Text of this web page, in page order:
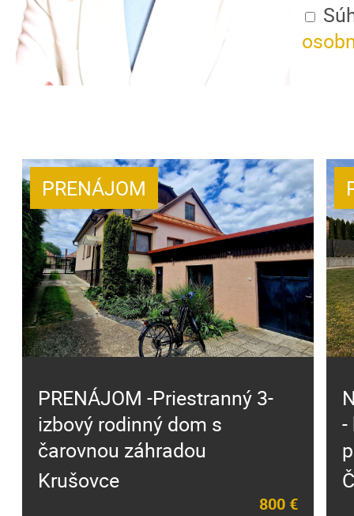
PRENÁJOM -Priestranný 3-
izbový rodinný dom s
čarovnou záhradou
Krušovce
800 €
PRENÁJOM
-